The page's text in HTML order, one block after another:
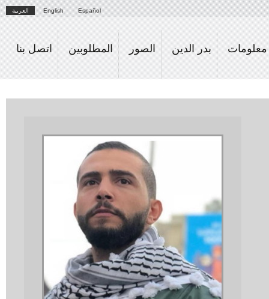
Skip to
main
content
English Español العربية
بدر الدين الصور المطلوبين اتصل بنا